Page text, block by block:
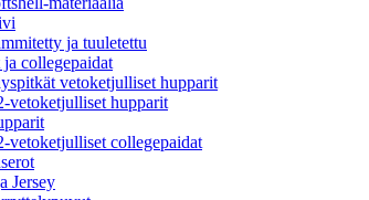
ja tuuletettu
collegepaidat
vetoketjulliset hupparit
vetoketjulliset hupparit
vetoketjulliset collegepaidat
Jersey